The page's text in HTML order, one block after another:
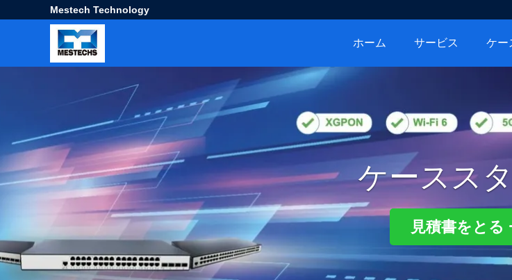
Mestech Technology
ホーム サービス
ケースス
見積書をとる